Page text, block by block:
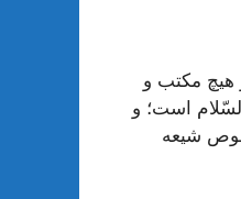
هیچ مکتب و
است؛ و
شیعه